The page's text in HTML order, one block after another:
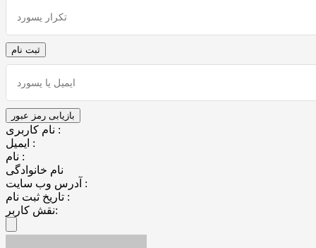
نام کاربری :
ایمیل :
نام :
نام خانوادگی
آدرس وب سایت :
تاریخ ثبت نام :
نقش کاربر: